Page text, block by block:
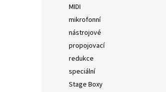
MIDI
mikrofonní
nástrojové
propojovací
redukce
speciální
Stage Boxy